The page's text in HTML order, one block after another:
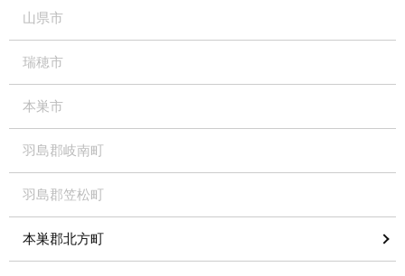
山県市
瑞穂市
本巣市
羽島郡岐南町
羽島郡笠松町
本巣郡北方町